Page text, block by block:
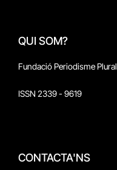
QUI SOM?
Fundació Periodisme Plural
ISSN 2339 - 9619
CONTACTA'NS